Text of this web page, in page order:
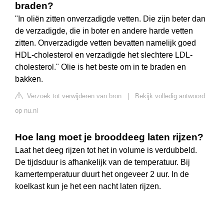
braden?
"In oliën zitten onverzadigde vetten. Die zijn beter dan
de verzadigde, die in boter en andere harde vetten
zitten. Onverzadigde vetten bevatten namelijk goed
HDL-cholesterol en verzadigde het slechtere LDL-
cholesterol." Olie is het beste om in te braden en
bakken.
Verzoek tot verwijderen van bron
Bekijk volledig antwoord
op nu.nl
Hoe lang moet je brooddeeg laten rijzen?
Laat het deeg rijzen tot het in volume is verdubbeld.
De tijdsduur is afhankelijk van de temperatuur. Bij
kamertemperatuur duurt het ongeveer 2 uur. In de
koelkast kun je het een nacht laten rijzen.